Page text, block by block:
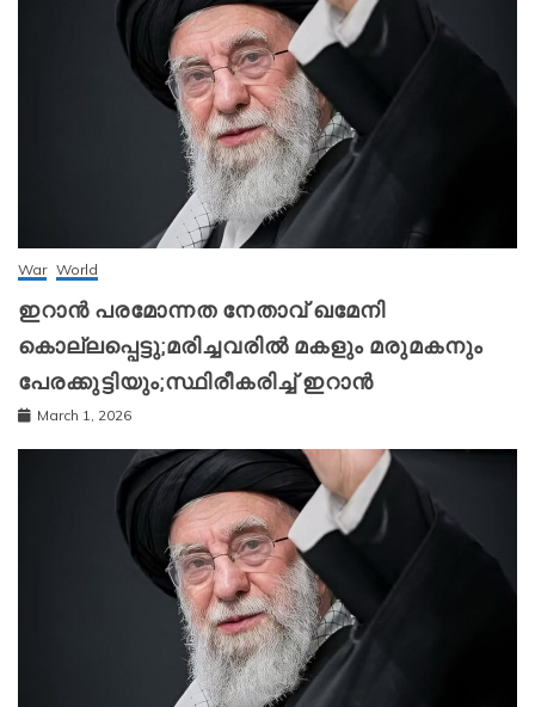
War World
ഇറാന്‍ പരമോന്നത നേതാവ് ഖമേനി
കൊല്ലപ്പെട്ടു;മരിച്ചവരിൽ മകളും മരുമകനും
പേരക്കുട്ടിയും;സ്ഥിരീകരിച്ച് ഇറാന്‍
March 1, 2026